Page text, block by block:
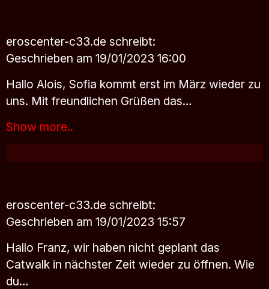
eroscenter-c33.de schreibt:
Geschrieben am 19/01/2023 16:00
Hallo Alois, Sofia kommt erst im März wieder zu
uns. Mit freundlichen Grüßen das…
Show more..
eroscenter-c33.de schreibt:
Geschrieben am 19/01/2023 15:57
Hallo Franz, wir haben nicht geplant das
Catwalk in nächster Zeit wieder zu öffnen. Wie
du…